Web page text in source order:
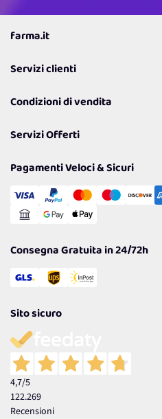
farma.it
Coupon
Lavora con noi
Politiche per la parità di genere
Servizi clienti
Richiamami
Resi
Condizioni di vendita
Spedizioni
Cookie Policy
Gestisci Cookie
Servizi Offerti
Reso Facile e Veloce
Pagamenti Veloci & Sicuri
Consegna Gratuita in 24/72h
Sito sicuro
4,7/5
122.269
Recensioni